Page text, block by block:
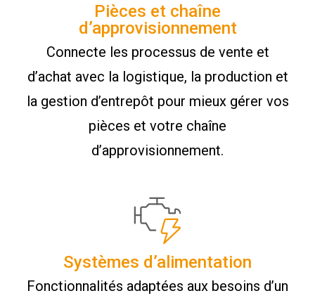
Pièces et chaîne
d’approvisionnement
Connecte les processus de vente et
d’achat avec la logistique, la production et
la gestion d’entrepôt pour mieux gérer vos
pièces et votre chaîne
d’approvisionnement.
Systèmes d’alimentation
Fonctionnalités adaptées aux besoins d’un